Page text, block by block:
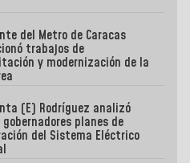
del Metro de Caracas
trabajos de
y modernización de la
(E) Rodríguez analizó
planes de
del Sistema Eléctrico